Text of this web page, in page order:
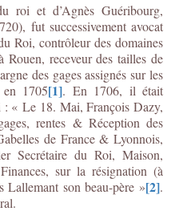
roi et d’Agnès Guéribourg,
fut successivement avocat
Roi, contrôleur des domaines
Rouen, receveur des tailles de
des gages assignés sur les
1705[1]. En 1706, il était
: « Le 18. Mai, François Dazy,
rentes & Réception des
de France & Lyonnois,
Secrétaire du Roi, Maison,
sur la résignation (à
son beau-père »[2].